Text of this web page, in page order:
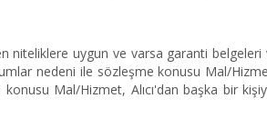
uygun ve varsa garanti belgeleri
nedeni ile sözleşme konusu Mal/
Mal/Hizmet, Alıcı'dan başka bir